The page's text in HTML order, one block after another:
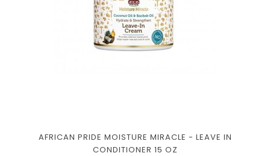
AFRICAN PRIDE MOISTURE MIRACLE - LEAVE IN
CONDITIONER 15 OZ